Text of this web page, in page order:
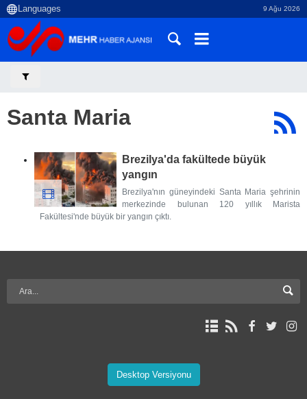
9 Ağu 2026
Santa Maria
Brezilya'da fakültede büyük
yangın
Brezilya'nın güneyindeki Santa Maria şehrinin
merkezinde bulunan 120 yıllık Marista
Fakültesi'nde büyük bir yangın çıktı.
Desktop Versiyonu